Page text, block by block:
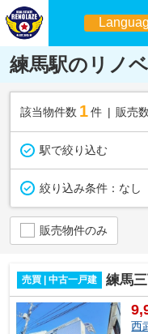
日本
練馬駅のリノ
該当物件数 1件 販売数
駅で絞り込む
絞り込み条件： なし
販売物件のみ
売買 | 中古一戸建 練馬
西